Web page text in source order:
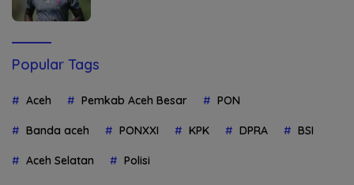
Popular Tags
Aceh Pemkab Aceh Besar PON
Banda aceh PONXXI KPK DPRA BSI
Aceh Selatan Polisi